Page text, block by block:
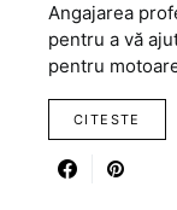
Angajarea
pentru a vă
pentru
CITESTE